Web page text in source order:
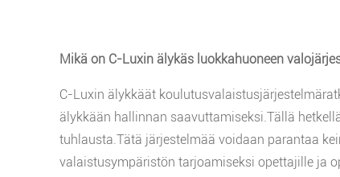
Mikä on C-Luxin älykäs luokkahuoneen
C-Luxin älykkäät
älykkään hallinnan saavuttamiseksi.Tällä
tuhlausta.Tätä järjestelmää voidaan parantaa
valaistusympäristön tarjoamiseksi opettajille ja